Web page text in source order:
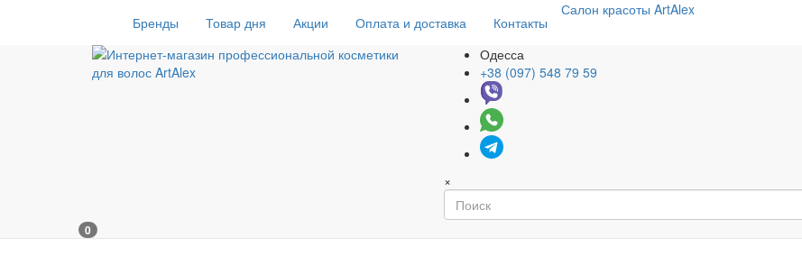
Бренды Товар дня Акции Оплата и доставка Контакты
Салон красоты ArtAlex
Одесса
+38 (097) 548 79 59
×
0